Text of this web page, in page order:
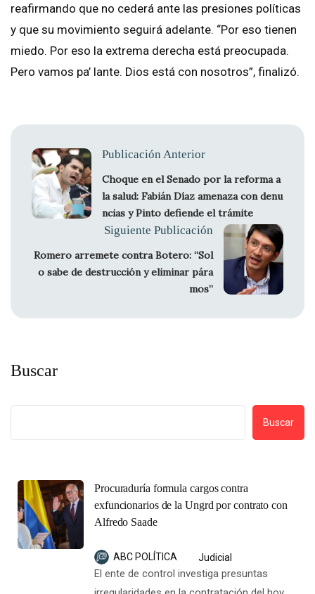
reafirmando que no cederá ante las presiones políticas
y que su movimiento seguirá adelante. “Por eso tienen
miedo. Por eso la extrema derecha está preocupada.
Pero vamos pa’ lante. Dios está con nosotros”, finalizó.
Publicación Anterior
Choque en el Senado por la reforma a
la salud: Fabián Díaz amenaza con denu
ncias y Pinto defiende el trámite
Siguiente Publicación
Romero arremete contra Botero: “Sol
o sabe de destrucción y eliminar pára
mos”
Buscar
Buscar
Procuraduría formula cargos contra
exfuncionarios de la Ungrd por contrato con
Alfredo Saade
ABC POLÍTICA Judicial
El ente de control investiga presuntas